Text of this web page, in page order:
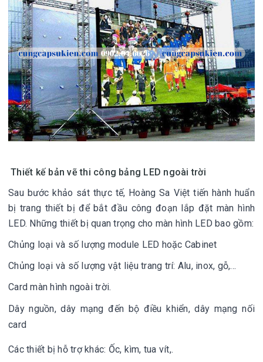
Thiết kế bản vẽ thi công bảng LED ngoài trời
Sau bước khảo sát thực tế, Hoàng Sa Việt tiến hành huẩn
bị trang thiết bị để bắt đầu công đoạn lắp đặt màn hình
LED. Những thiết bị quan trọng cho màn hình LED bao gồm:
Chủng loại và số lượng module LED hoặc Cabinet
Chủng loại và số lượng vật liệu trang trí: Alu, inox, gỗ,...
Card màn hình ngoài trời.
Dây nguồn, dây mạng đến bộ điều khiển, dây mạng nối
card
Các thiết bị hỗ trợ khác: Ốc, kìm, tua vít,.